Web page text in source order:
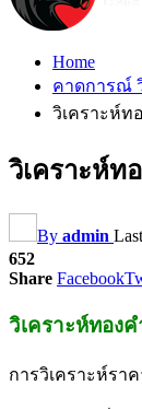
Home
คาดการณ์
วิเคราะห์ท
วิเคราะห์ท
By admin
652
Share Facebook
วิเคราะห์ทอง
การวิเคราะห์รา